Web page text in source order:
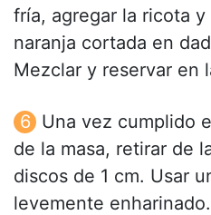
fría, agregar la ricota y
naranja cortada en
Mezclar y reservar en
Una vez cumplido
de la masa, retirar de
discos de 1 cm. Usar
levemente enharinado.